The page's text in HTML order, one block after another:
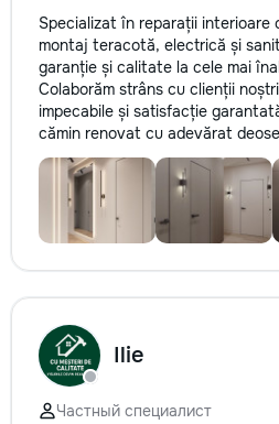
Specializat în reparații interioare
montaj teracotă, electrică și
garanție și calitate la cele mai
Colaborăm strâns cu clienții
impecabile și satisfacție
cămin renovat cu adevărat
Ilie
Частный специалист